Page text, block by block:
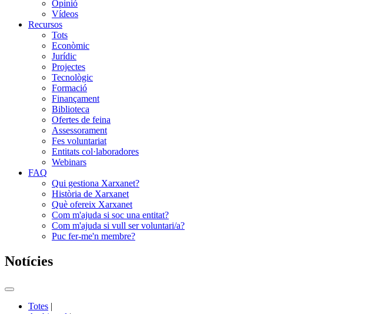
Opinió
Vídeos
Recursos
Tots
Econòmic
Jurídic
Projectes
Tecnològic
Formació
Finançament
Biblioteca
Ofertes de feina
Assessorament
Fes voluntariat
Entitats col·laboradores
Webinars
FAQ
Qui gestiona Xarxanet?
Història de Xarxanet
Què ofereix Xarxanet
Com m'ajuda si soc una entitat?
Com m'ajuda si vull ser voluntari/a?
Puc fer-me'n membre?
Notícies
Commutador
Totes |